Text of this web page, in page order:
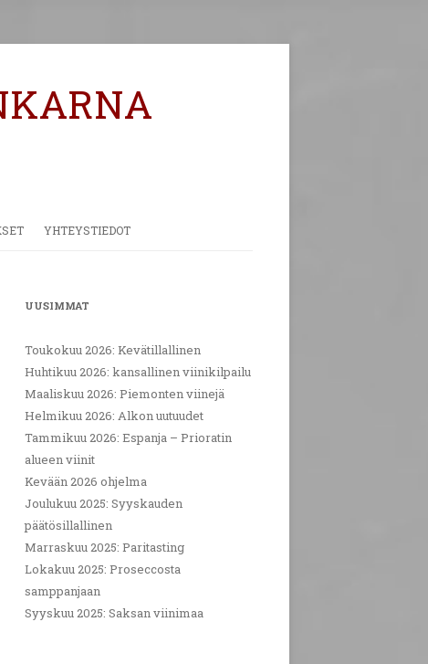
YHTEYSTIEDOT
UUSIMMAT
Toukokuu 2026: Kevätillallinen
Huhtikuu 2026: kansallinen viinikilpailu
Maaliskuu 2026: Piemonten viinejä
Helmikuu 2026: Alkon uutuudet
Tammikuu 2026: Espanja – Prioratin
alueen viinit
Kevään 2026 ohjelma
Joulukuu 2025: Syyskauden
päätösillallinen
Marraskuu 2025: Paritasting
Lokakuu 2025: Proseccosta
samppanjaan
Syyskuu 2025: Saksan viinimaa